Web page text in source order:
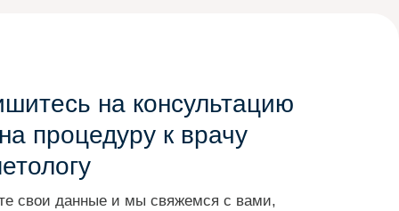
на консультацию
процедуру к врачу
свои данные и мы свяжемся с вами,